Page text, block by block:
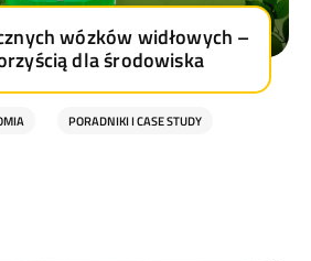
wózków widłowych –
dla środowiska
PORADNIKI I CASE STUDY